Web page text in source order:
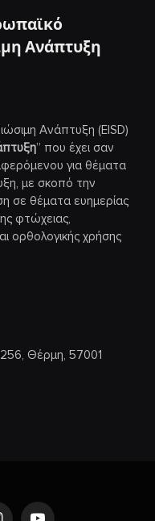
Ανάπτυξη
Ανάπτυξη (EISD)
” που έχει σαν
για θέματα
με σκοπό την
σε θέματα ευημερίας
φτώχειας,
ορθολογικής χρήσης
Θέρμη, 57001